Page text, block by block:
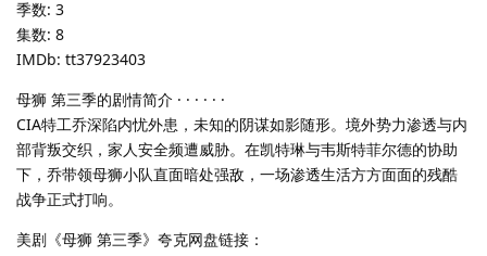
季数: 3
集数: 8
IMDb: tt37923403
母狮 第三季的剧情简介 · · · · · ·
CIA特工乔深陷内忧外患，未知的阴谋如影随形。境外势力渗透与内
部背叛交织，家人安全频遭威胁。在凯特琳与韦斯特菲尔德的协助
下，乔带领母狮小队直面暗处强敌，一场渗透生活方方面面的残酷
战争正式打响。
美剧《母狮 第三季》夸克网盘链接：